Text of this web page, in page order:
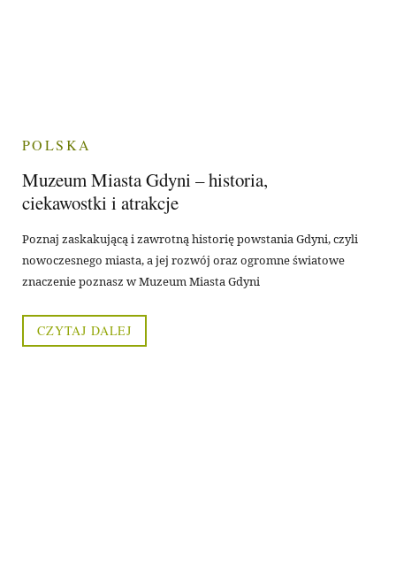
POLSKA
Muzeum Miasta Gdyni – historia,
ciekawostki i atrakcje
Poznaj zaskakującą i zawrotną historię powstania Gdyni, czyli
nowoczesnego miasta, a jej rozwój oraz ogromne światowe
znaczenie poznasz w Muzeum Miasta Gdyni
CZYTAJ DALEJ